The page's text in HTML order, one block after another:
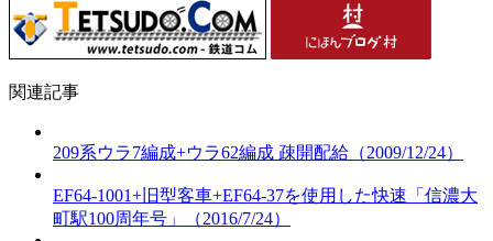
関連記事
209系ウラ7編成+ウラ62編成 疎開配給（2009/12/24）
EF64-1001+旧型客車+EF64-37を使用した快速「信濃大
町駅100周年号」（2016/7/24）